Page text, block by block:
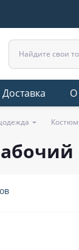
Доставка О